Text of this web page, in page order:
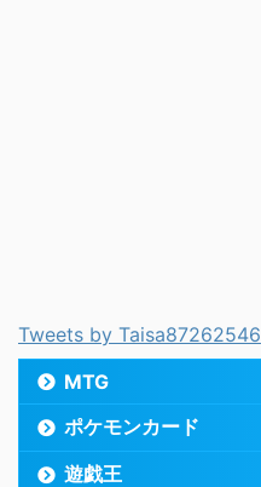
Tweets by Taisa87262546
MTG
ポケモンカード
遊戯王